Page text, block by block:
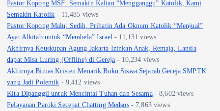
Pastor Kopong MSF: Semakin Kalian “Mengganggu” Katolik, Kami
Semakin Katolik - 11,485 views
Pastor Kopong Malu, Sedih, Prihatin Ada Oknum Katolik “Menjual”
Ayat Alkitab untuk “Membela” Israel - 11,131 views
Akhirnya Keuskupan Agung Jakarta Izinkan Anak, Remaja, Lansia
dapat Misa Luring (Offline) di Gereja - 10,234 views
Akhirnya Bimas Kristen Menarik Buku Siswa Sejarah Gereja SMPTK
yang Jadi Polemik - 9,412 views
Kita Dipanggil untuk Mencintai Tuhan dan Sesama- 8,602 views
Pelayanan Paroki Secepat Chatting Medsos- 7,863 views